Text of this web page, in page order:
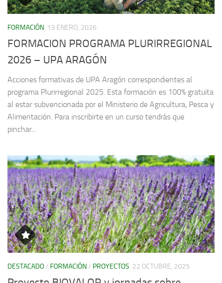
FORMACIÓN 13 ENERO, 2026
FORMACION PROGRAMA PLURIRREGIONAL
2026 – UPA ARAGÓN
Acciones formativas de UPA Aragón correspondientes al
programa Plurirregional 2025. Esta formación es 100% gratuita
al estar subvencionada por el Ministerio de Agricultura, Pesca y
Alimentación. Para inscribirte en un curso tendrás que
pinchar...
DESTACADO/ FORMACIÓN/ PROYECTOS 22 OCTUBRE, 2025